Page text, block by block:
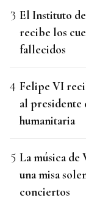
El Instituto
recibe los
fallecidos
Felipe VI
al presidente
humanitaria
La música de
una misa
conciertos